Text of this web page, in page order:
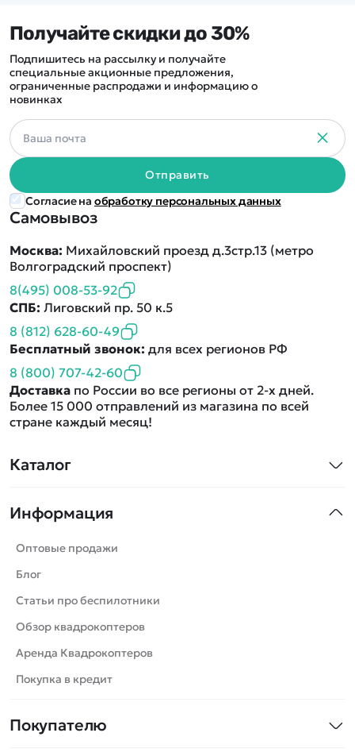
Каталог
Машинки
Танки
Вертолеты
Катера
Роботы
Самолеты
Сборные модели
Спецтехника
Информация
Оптовые продажи
Блог
Статьи про беспилотники
Обзор квадрокоптеров
Аренда Квадрокоптеров
Покупка в кредит
Покупателю
Самовывоз
Москва: Михайловский проезд д.3стр.13 (метро
Волгоградский проспект)
8(495) 008-53-92
СПБ: Лиговский пр. 50 к.5
8 (812) 628-60-49
Бесплатный звонок: для всех регионов РФ
8 (800) 707-42-60
Доставка по России во все регионы от 2-х дней.
Более 15 000 отправлений из магазина по всей
стране каждый месяц!
Получайте скидки до 30%
Подпишитесь на рассылку и получайте
специальные акционные предложения,
ограниченные распродажи и информацию о
новинках
Отправить
Согласие на обработку персональных данных